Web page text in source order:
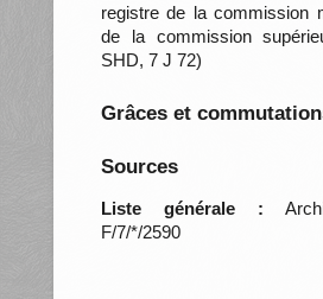
registre de la commission
de la commission
SHD, 7 J 72)
Grâces et
Sources
Liste générale :
F/7/*/2590